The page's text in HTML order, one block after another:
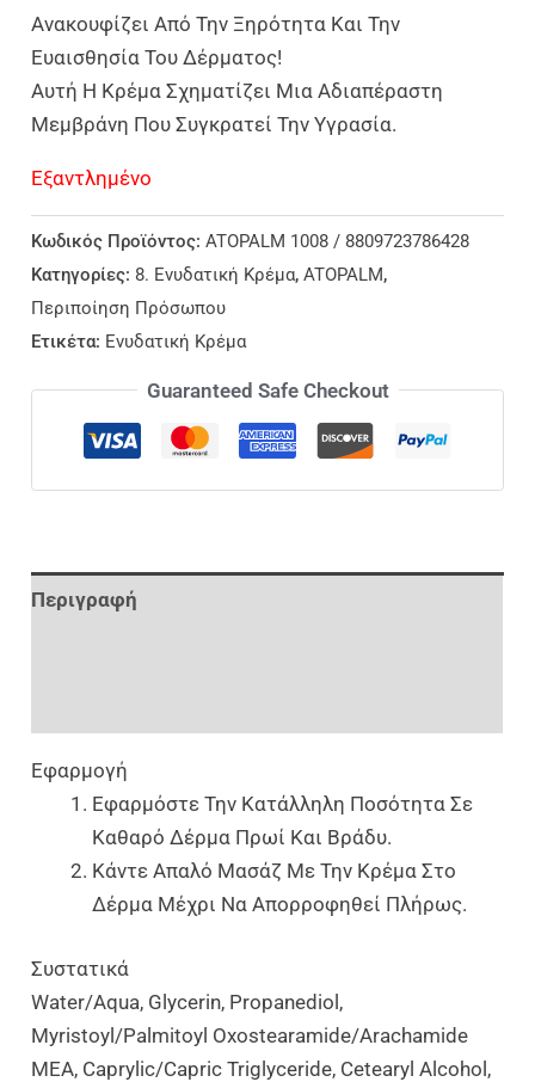
Ανακουφίζει Από Την Ξηρότητα Και Την
Ευαισθησία Του Δέρματος!
Αυτή Η Κρέμα Σχηματίζει Μια Αδιαπέραστη
Μεμβράνη Που Συγκρατεί Την Υγρασία.
Εξαντλημένο
Κωδικός Προϊόντος:ATOPALM 1008 / 8809723786428
Κατηγορίες: 8. Ενυδατική Κρέμα,ATOPALM,
Περιποίηση Πρόσωπου
Ετικέτα: Ενυδατική Κρέμα
Guaranteed Safe Checkout
Περιγραφή
Εφαρμογή
Εφαρμόστε Την Κατάλληλη Ποσότητα Σε
Καθαρό Δέρμα Πρωί Και Βράδυ.
Κάντε Απαλό Μασάζ Με Την Κρέμα Στο
Δέρμα Μέχρι Να Απορροφηθεί Πλήρως.
Συστατικά
Water/Aqua, Glycerin, Propanediol,
Myristoyl/palmitoyl Oxostearamide/arachamide
MEA, Caprylic/capric Triglyceride, Cetearyl Alcohol,